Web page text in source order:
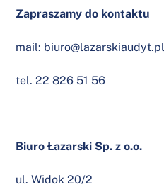
Zapraszamy do kontaktu
mail: biuro@lazarskiaudyt.pl
tel.22 826 51 56
Biuro Łazarski Sp. z o.o.
ul. Widok 20/2